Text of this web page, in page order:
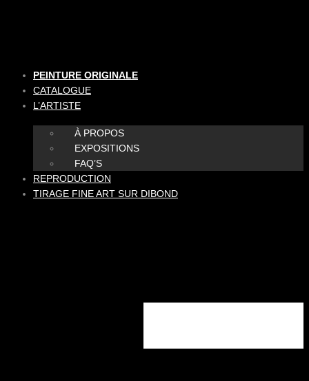
PEINTURE ORIGINALE
CATALOGUE
L’ARTISTE
À PROPOS
EXPOSITIONS
FAQ’S
REPRODUCTION
TIRAGE FINE ART SUR DIBOND